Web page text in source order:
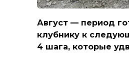
Август — период
клубнику к
4 шага, которые